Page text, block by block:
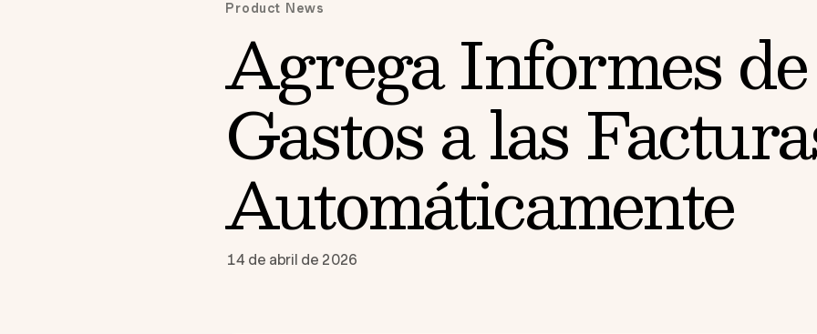
Product News
Agrega Informes de
Gastos a las
Automáticamente
14 de abril de 2026